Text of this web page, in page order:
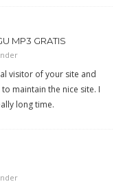
MP3 GRATIS
visitor of your site and
maintain the nice site. I
long time.